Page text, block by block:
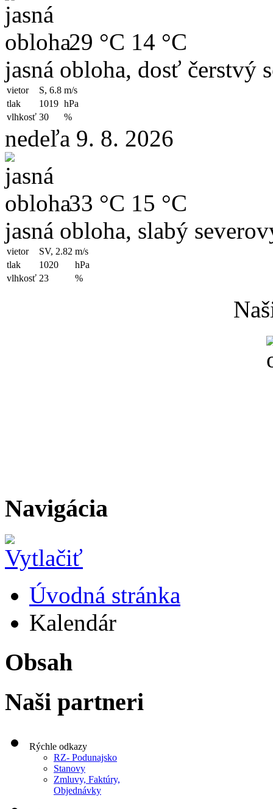
29 °C 14 °C
jasná obloha, dosť čerstvý
vietor S, 6.8 m/s
tlak
1019 hPa
vlhkosť 30 %
nedeľa 9. 8. 2026
33 °C 15 °C
jasná obloha, slabý
vietor SV, 2.82 m/s
tlak
1020
hPa
vlhkosť 23 %
Navigácia
Úvodná stránka
Kalendár
Obsah
Naši partneri
Rýchle odkazy
RZ- Podunajsko
Stanovy
Zmluvy, Faktúry,
Objednávky